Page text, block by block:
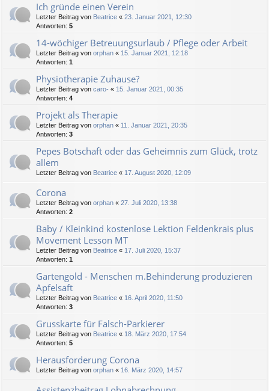
Ich gründe einen Verein
Letzter Beitrag von Beatrice « 23. Januar 2021, 12:30
Antworten: 5
14-wöchiger Betreuungsurlaub / Pflege oder Arbeit
Letzter Beitrag von orphan « 15. Januar 2021, 12:18
Antworten: 1
Physiotherapie Zuhause?
Letzter Beitrag von caro- « 15. Januar 2021, 00:35
Antworten: 4
Projekt als Therapie
Letzter Beitrag von orphan « 11. Januar 2021, 20:35
Antworten: 3
Pepes Botschaft oder das Geheimnis zum Glück, trotz
allem
Letzter Beitrag von Beatrice « 17. August 2020, 12:09
Corona
Letzter Beitrag von orphan « 27. Juli 2020, 13:38
Antworten: 2
Baby / Kleinkind kostenlose Lektion Feldenkrais plus
Movement Lesson MT
Letzter Beitrag von Beatrice « 17. Juli 2020, 15:37
Antworten: 1
Gartengold - Menschen m.Behinderung produzieren
Apfelsaft
Letzter Beitrag von Beatrice « 16. April 2020, 11:50
Antworten: 3
Grusskarte für Falsch-Parkierer
Letzter Beitrag von Beatrice « 18. März 2020, 17:54
Antworten: 5
Herausforderung Corona
Letzter Beitrag von orphan « 16. März 2020, 14:57